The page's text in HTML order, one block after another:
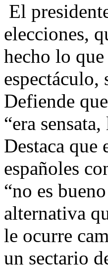
El
elecciones,
hecho lo
espectáculo,
Defiende
“era
Destaca que
españoles
“no es
alternativa
le ocurre
un sectario